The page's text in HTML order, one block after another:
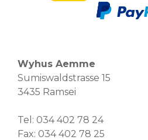
Wyhus Aemme
Sumiswaldstrasse 15
3435 Ramsei
Tel: 034 402 78 24
Fax: 034 402 78 25